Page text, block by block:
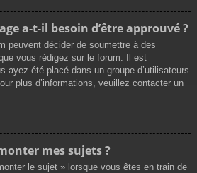
a-t-il besoin d’être approuvé ?
peuvent décider de soumettre à des
vous rédigez sur le forum. Il est
ayez été placé dans un groupe d’utilisateurs
plus d’informations, veuillez contacter un
mes sujets ?
le sujet » lorsque vous êtes en train de